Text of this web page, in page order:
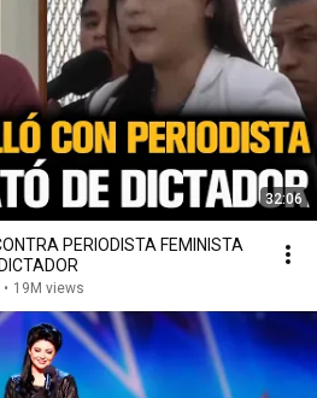
32:06
PERIODISTA FEMINISTA
• 19M views